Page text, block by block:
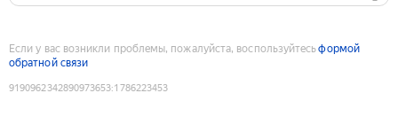
Если у вас возникли проблемы, пожалуйста, воспользуйтесьформой
обратной связи
9190962342890973653:1786223453